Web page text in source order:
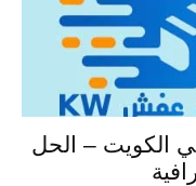
24 ساعة في الكويت – الحل